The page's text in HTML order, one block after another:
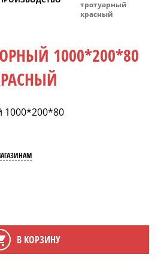
тротуарный
красный
1000*200*80
В КОРЗИНУ